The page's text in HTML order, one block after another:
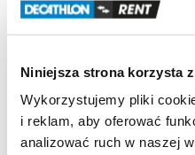
Niniejsza strona korzysta
Wykorzystujemy pliki
i reklam, aby oferować
analizować ruch w naszej
Waga: 22 kg
pompka.